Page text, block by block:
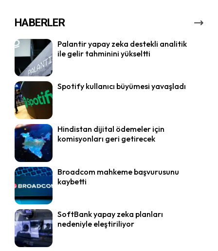
HABERLER
Palantir yapay zeka destekli analitik
ile gelir tahminini yükseltti
Spotify kullanıcı büyümesi yavaşladı
Hindistan dijital ödemeler için
komisyonları geri getirecek
Broadcom mahkeme başvurusunu
kaybetti
SoftBank yapay zeka planları
nedeniyle eleştiriliyor